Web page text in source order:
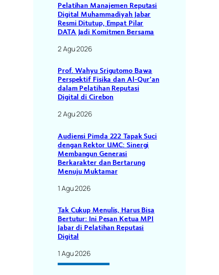
Pelatihan Manajemen Reputasi
Digital Muhammadiyah Jabar
Resmi Ditutup, Empat Pilar
DATA Jadi Komitmen Bersama
2 Agu 2026
Prof. Wahyu Srigutomo Bawa
Perspektif Fisika dan Al-Qur’an
dalam Pelatihan Reputasi
Digital di Cirebon
2 Agu 2026
Audiensi Pimda 222 Tapak Suci
dengan Rektor UMC: Sinergi
Membangun Generasi
Berkarakter dan Bertarung
Menuju Muktamar
1 Agu 2026
Tak Cukup Menulis, Harus Bisa
Bertutur: Ini Pesan Ketua MPI
Jabar di Pelatihan Reputasi
Digital
1 Agu 2026